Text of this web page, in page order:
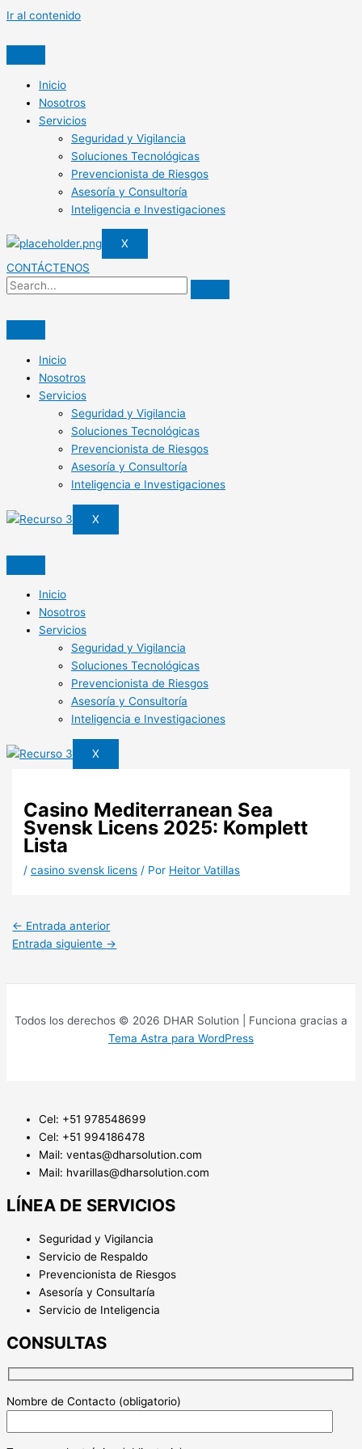
Ir al contenido
Inicio
Nosotros
Servicios
Seguridad y Vigilancia
Soluciones Tecnológicas
Prevencionista de Riesgos
Asesoría y Consultoría
Inteligencia e Investigaciones
X
CONTÁCTENOS
Inicio
Nosotros
Servicios
Seguridad y Vigilancia
Soluciones Tecnológicas
Prevencionista de Riesgos
Asesoría y Consultoría
Inteligencia e Investigaciones
X
Inicio
Nosotros
Servicios
Seguridad y Vigilancia
Soluciones Tecnológicas
Prevencionista de Riesgos
Asesoría y Consultoría
Inteligencia e Investigaciones
X
Casino Mediterranean Sea
Svensk Licens 2025: Komplett
Lista
/casino svensk licens / Por Heitor Vatillas
← Entrada anterior
Entrada siguiente →
Todos los derechos © 2026 DHAR Solution | Funciona gracias a
Tema Astra para WordPress
Cel: +51 978548699
Cel: +51 994186478
Mail: ventas@dharsolution.com
Mail: hvarillas@dharsolution.com
LÍNEA DE SERVICIOS
Seguridad y Vigilancia
Servicio de Respaldo
Prevencionista de Riesgos
Asesoría y Consultaría
Servicio de Inteligencia
CONSULTAS
Nombre de Contacto (obligatorio)